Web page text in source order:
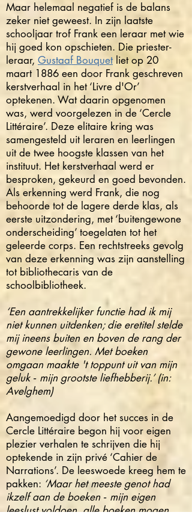
Maar helemaal negatief is de balans
zeker niet geweest. In zijn laatste
schooljaar trof Frank een leraar met wie
hij goed kon opschieten. Die priester-
leraar, Gustaaf Bouquetliet op 20
maart 1886 een door Frank geschreven
kerstverhaal in het ‘Livre d'Or’
optekenen. Wat daarin opgenomen
was, werd voorgelezen in de ‘Cercle
Littéraire’. Deze elitaire kring was
samengesteld uit leraren en leerlingen
uit de twee hoogste klassen van het
instituut. Het kerstverhaal werd er
besproken, gekeurd en goed bevonden.
Als erkenning werd Frank, die nog
behoorde tot de lagere derde klas, als
eerste uitzondering, met ‘buitengewone
onderscheiding’ toegelaten tot het
geleerde corps. Een rechtstreeks gevolg
van deze erkenning was zijn aanstelling
tot bibliothecaris van de
schoolbibliotheek.
‘Een aantrekkelijker functie had ik mij
niet kunnen uitdenken; die eretitel stelde
mij ineens buiten en boven de rang der
gewone leerlingen. Met boeken
omgaan maakte 't toppunt uit van mijn
geluk ‑ mijn grootste liefhebberij.’ (in:
Avelghem)
Aangemoedigd door het succes in de
Cercle Littéraire begon hij voor eigen
plezier verhalen te schrijven die hij
optekende in zijn privé ‘Cahier de
Narrations’. De leeswoede kreeg hem te
pakken: ‘Maar het meeste genot had
ikzelf aan de boeken ‑ mijn eigen
leeslust voldoen, alle boeken mogen